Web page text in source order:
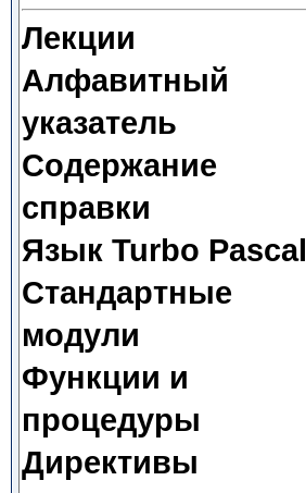
Лекции
Алфавитный
указатель
Содержание
справки
Язык Turbo Pascal
Стандартные
модули
Функции и
процедуры
Директивы